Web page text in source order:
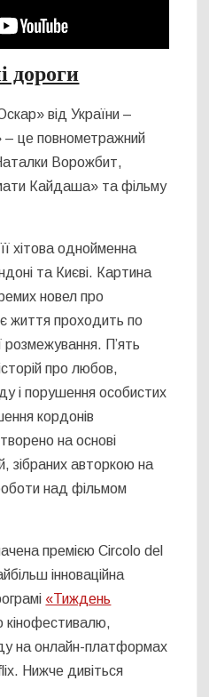
дороги
від України –
– це повнометражний
Ворожбит,
Кайдаша» та фільму
хітова однойменна
та Києві. Картина
новел про
життя проходить по
розмежування. П’ять
про любов,
і порушення особистих
кордонів
на основі
зібраних авторкою на
над фільмом
премією Circolo del
інноваційна
«Тиждень
кінофестивалю,
на онлайн-платформах
Нижче дивіться